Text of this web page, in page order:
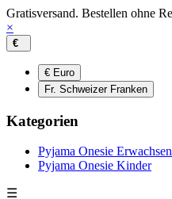
Gratisversand. Bestellen ohne
×
€
€ Euro
Fr. Schweizer Franken
Kategorien
Pyjama Onesie
Pyjama Onesie Kinder
☰